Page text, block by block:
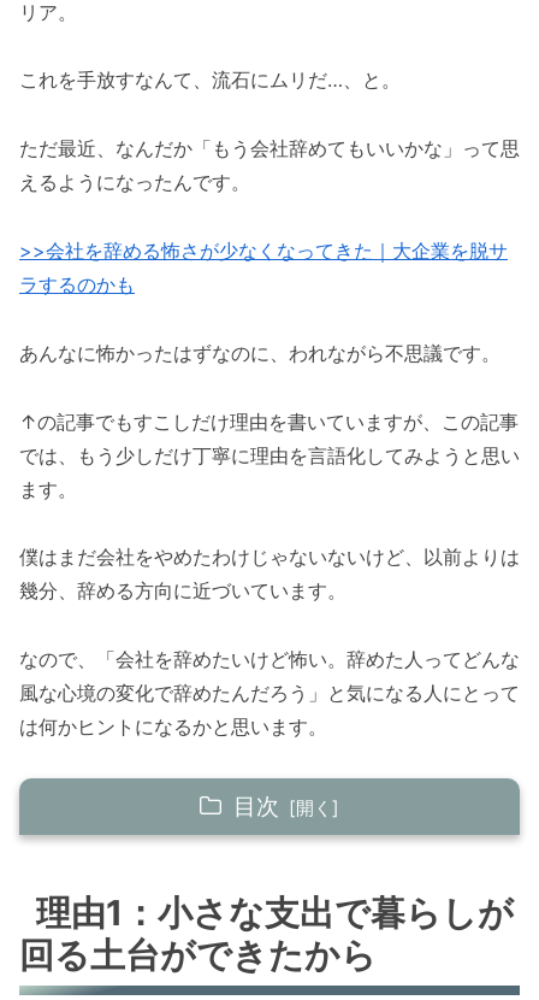
リア。
これを手放すなんて、流石にムリだ…、と。
ただ最近、なんだか「もう会社辞めてもいいかな」って思
えるようになったんです。
>>会社を辞める怖さが少なくなってきた｜大企業を脱サ
ラするのかも
あんなに怖かったはずなのに、われながら不思議です。
↑の記事でもすこしだけ理由を書いていますが、この記事
では、もう少しだけ丁寧に理由を言語化してみようと思い
ます。
僕はまだ会社をやめたわけじゃないないけど、以前よりは
幾分、辞める方向に近づいています。
なので、「会社を辞めたいけど怖い。辞めた人ってどんな
風な心境の変化で辞めたんだろう」と気になる人にとって
は何かヒントになるかと思います。
目次
から
理由2：人生の時間を費やすことに意味を見出
せる活動に出会えたから
理由1：小さな支出で暮らしが
回る土台ができたから